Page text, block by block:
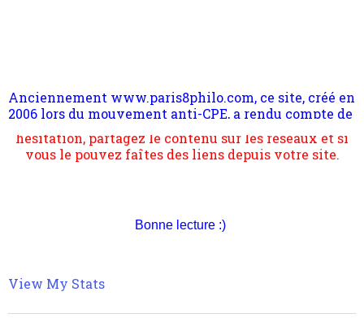
2006 lors du mouvement anti-CPE, a rendu compte de
l'actualité et de l'expérimentation à Paris 8. Il
transformation dans les paradigmes philosophiques
suivant la pensée du Dehors ou du Surpli, omme la
philosophique du WWe siècle. Cette pensée hors
choses.
Pour nous soutenir abonnez-vous à la newsletter
gratuite (2 mails par mois), commentez sans
hésitation, partagez le contenu sur les réseaux et si
vous le pouvez faîtes des liens depuis votre site.
Bonne lecture :)
View My Stats